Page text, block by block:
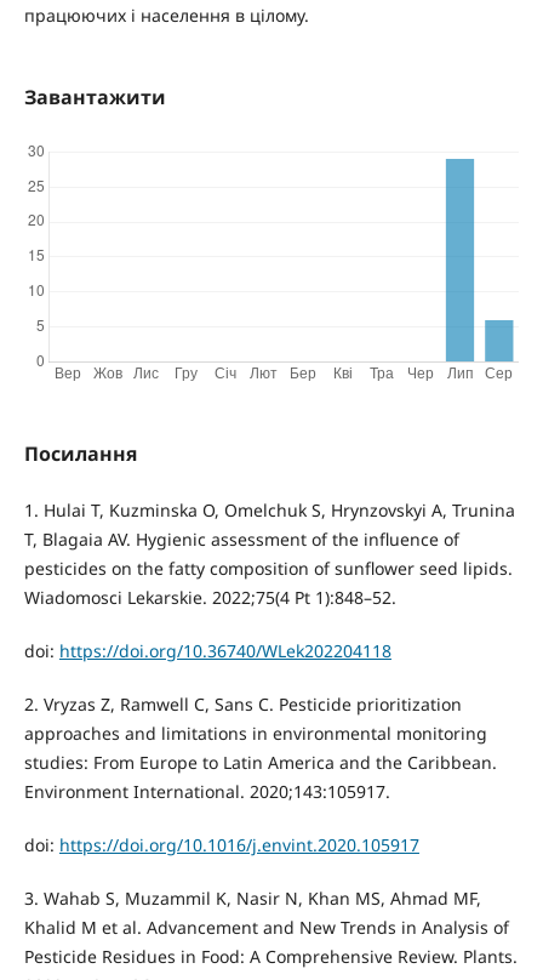
працюючих і населення в цілому.
Завантажити
Посилання
1. Hulai T, Kuzminska O, Omelchuk S, Hrynzovskyi A, Trunina
T, Blagaia AV. Hygienic assessment of the influence of
pesticides on the fatty composition of sunflower seed lipids.
Wiadomosci Lekarskie. 2022;75(4 Pt 1):848–52.
doi: https://doi.org/10.36740/WLek202204118
2. Vryzas Z, Ramwell C, Sans C. Pesticide prioritization
approaches and limitations in environmental monitoring
studies: From Europe to Latin America and the Caribbean.
Environment International. 2020;143:105917.
doi: https://doi.org/10.1016/j.envint.2020.105917
3. Wahab S, Muzammil K, Nasir N, Khan MS, Ahmad MF,
Khalid M et al. Advancement and New Trends in Analysis of
Pesticide Residues in Food: A Comprehensive Review. Plants.